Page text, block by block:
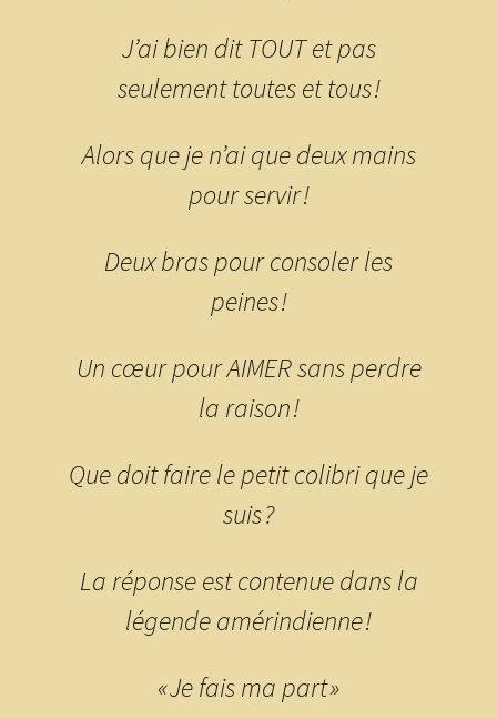
J’ai bien dit TOUT et pas
seulement toutes et tous !
Alors que je n’ai que deux mains
pour servir !
Deux bras pour consoler les
peines !
Un cœur pour AIMER sans perdre
la raison !
Que doit faire le petit colibri que je
suis ?
La réponse est contenue dans la
légende amérindienne !
« Je fais ma part »